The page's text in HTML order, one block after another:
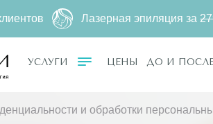
УСЛУГИ ЦЕНЫ ДО И
и обработки
Лазерная эпиляция за2790 ₽500 ₽